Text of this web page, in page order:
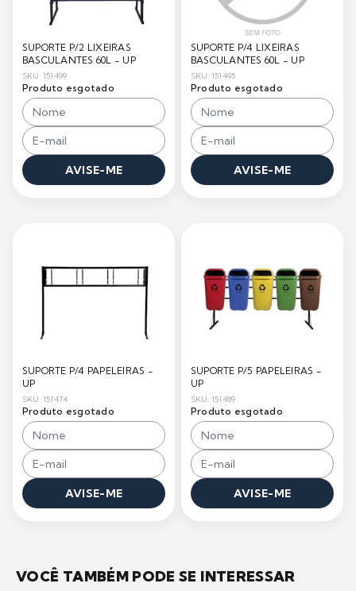
SUPORTE P/2 LIXEIRAS
BASCULANTES 60L - UP
SKU: 151499
Produto esgotado
AVISE-ME
SUPORTE P/4 LIXEIRAS
BASCULANTES 60L - UP
SKU: 151495
Produto esgotado
AVISE-ME
SUPORTE P/4 PAPELEIRAS -
UP
SKU: 151474
Produto esgotado
AVISE-ME
SUPORTE P/5 PAPELEIRAS -
UP
SKU: 151489
Produto esgotado
AVISE-ME
VOCÊ TAMBÉM PODE SE INTERESSAR